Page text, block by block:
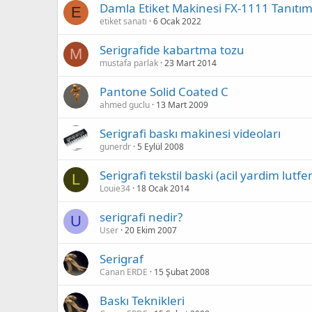
E Damla Etiket Makinesi FX-1111 Tanıtım
etiket sanatı 6 Ocak 2022
M Serigrafide kabartma tozu
mustafa parlak 23 Mart 2014
Pantone Solid Coated C
ahmed guclu 13 Mart 2009
Serigrafi baskı makinesi videoları
gunerdr 5 Eylül 2008
L Serigrafi tekstil baski (acil yardim
Louie34 18 Ocak 2014
U serigrafi nedir?
User 20 Ekim 2007
Serigraf
Canan ERDE 15 Şubat 2008
Baskı Teknikleri